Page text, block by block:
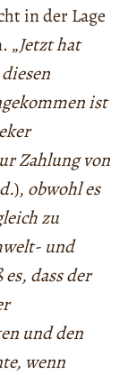
in der Lage
„Jetzt hat
ist
Zahlung von
), obwohl es
zu
und
dass der
und den
wenn